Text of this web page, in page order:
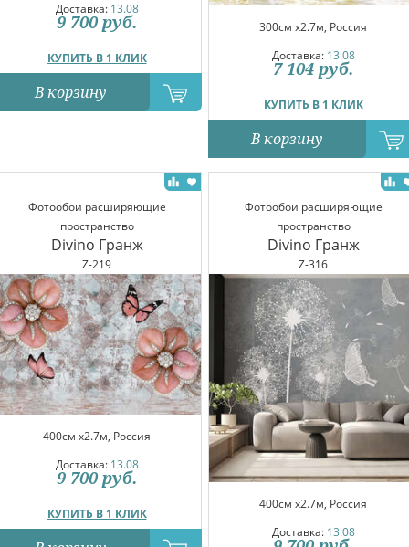
Доставка: 13.08
КУПИТЬ В 1 КЛИК
9 700 руб.
В корзину
300см x2.7м, Россия
Доставка: 13.08
КУПИТЬ В 1 КЛИК
7 104 руб.
В корзину
Фотообои расширяющие
пространство
Divino Гранж
Z-219
400см x2.7м, Россия
Доставка: 13.08
КУПИТЬ В 1 КЛИК
9 700 руб.
Фотообои расширяющие
пространство
Divino Гранж
Z-316
400см x2.7м, Россия
Доставка: 13.08